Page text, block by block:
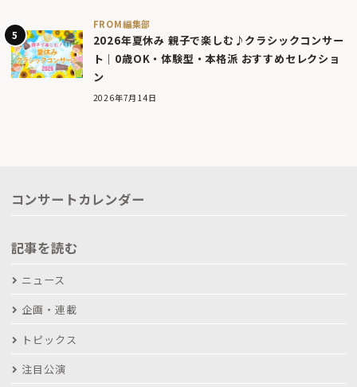
FROM編集部
2026年夏休み 親子で楽しむ♪クラシックコンサー
ト｜0歳OK・体験型・本格派 おすすめセレクショ
ン
2026年7月14日
コンサートカレンダー
記事を読む
ニュース
企画・連載
トピックス
注目公演